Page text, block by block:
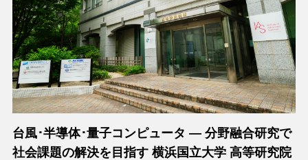
台風･半導体･量子コンピュータ ― 分野融合研究で
社会課題の解決を目指す 横浜国立大学 高等研究院